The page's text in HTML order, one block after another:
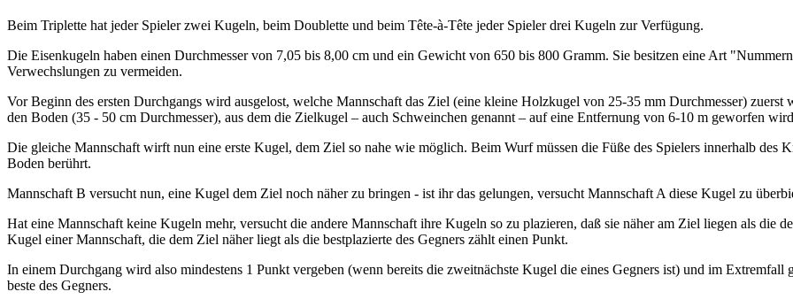
Beim Triplette hat jeder Spieler zwei Kugeln, beim Doublette und beim Tête-à-Tête jeder Spieler drei Kugeln zur Verfügung.
Die Eisenkugeln haben einen Durchmesser von 7,05 bis 8,00 cm und ein Gewicht von 650 bis 800 Gramm. Sie besitzen eine Art
Verwechslungen zu vermeiden.
Vor Beginn des ersten Durchgangs wird ausgelost, welche Mannschaft das Ziel (eine kleine Holzkugel von 25-35 mm Durchmesser)
den Boden (35 - 50 cm Durchmesser), aus dem die Zielkugel – auch Schweinchen genannt – auf eine Entfernung von 6-10 m geworfen
Die gleiche Mannschaft wirft nun eine erste Kugel, dem Ziel so nahe wie möglich. Beim Wurf müssen die Füße des Spielers innerhalb des
Boden berührt.
Mannschaft B versucht nun, eine Kugel dem Ziel noch näher zu bringen - ist ihr das gelungen, versucht Mannschaft A diese Kugel zu
Hat eine Mannschaft keine Kugeln mehr, versucht die andere Mannschaft ihre Kugeln so zu plazieren, daß sie näher am Ziel liegen als die
Kugel einer Mannschaft, die dem Ziel näher liegt als die bestplazierte des Gegners zählt einen Punkt.
In einem Durchgang wird also mindestens 1 Punkt vergeben (wenn bereits die zweitnächste Kugel die eines Gegners ist) und im Extremfall
beste des Gegners.